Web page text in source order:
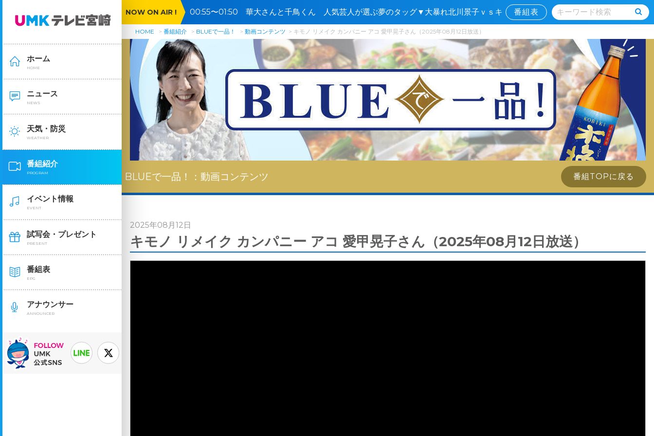
ホーム
HOME
ニュース
NEWS
天気・防災
WEATHER
番組紹介
PROGRAM
イベント情報
EVENT
試写会・プレゼント
PRESENT
番組表
EPG
アナウンサー
ANNOUNCER
NOW ON AIR !
00:55〜01:50 華大さんと千鳥くん 人気芸人が選ぶ夢のタッグ▼大暴れ北川景子ｖｓキ
ンコン西野🈑
番組表
HOME 番組紹介 BLUEで一品！ 動画コンテンツ キモノ リメイク カンパニー アコ 愛甲晃子さん（2025年08月12日放送）
BLUEで一品！：動画コンテンツ 番組TOPに戻る
2025年08月12日
キモノ リメイク カンパニー アコ 愛甲晃子さん（2025年08月12日放送）